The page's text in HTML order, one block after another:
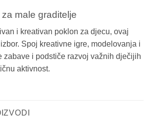
male graditelje
i kreativan poklon za djecu, ovaj
Spoj kreativne igre, modelovanja i
zabave i podstiče razvoj važnih dječijih
aktivnost.